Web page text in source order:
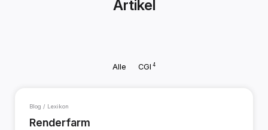
Artikel
Alle CGI 4
Blog / Lexikon
Renderfarm